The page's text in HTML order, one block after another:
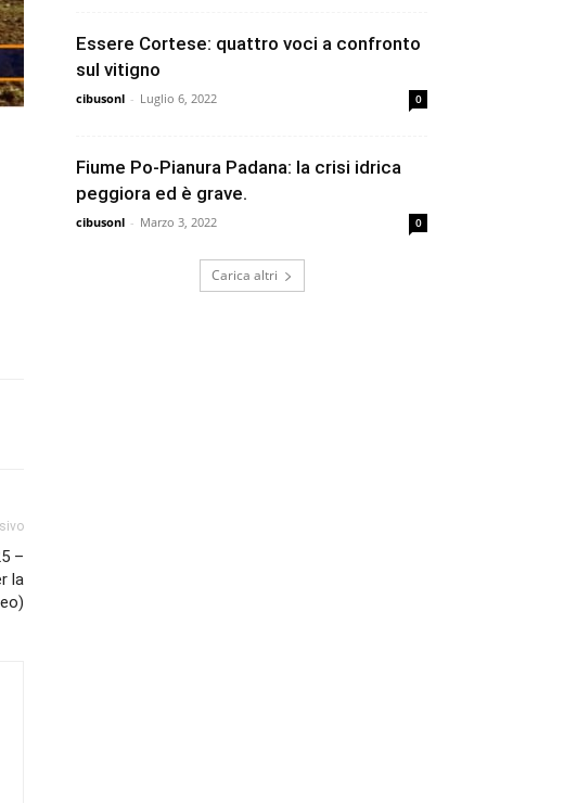
–
la
Essere Cortese: quattro voci a confronto
sul vitigno
cibusonl - Luglio 6, 2022 0
Fiume Po-Pianura Padana: la crisi idrica
peggiora ed è grave.
cibusonl - Marzo 3, 2022 0
Carica altri